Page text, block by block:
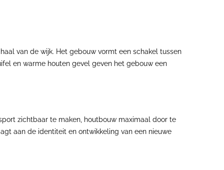
van de wijk. Het gebouw vormt een schakel tussen
en warme houten gevel geven het gebouw een
zichtbaar te maken, houtbouw maximaal door te
aan de identiteit en ontwikkeling van een nieuwe